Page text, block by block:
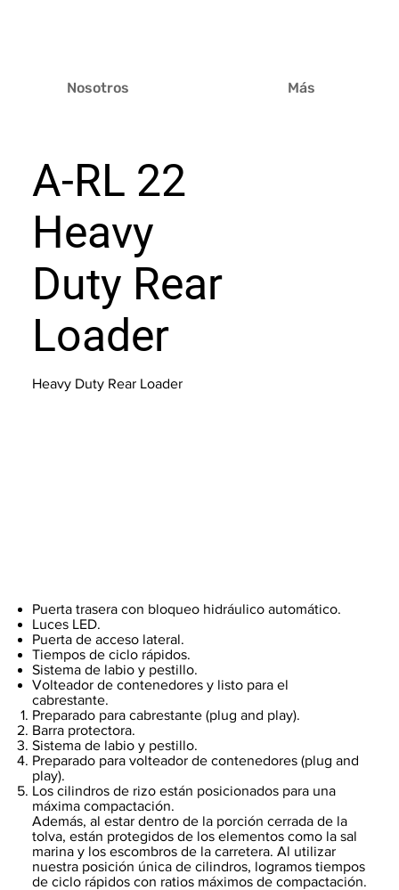
Nosotros Más
A-RL 22
Heavy
Duty Rear
Loader
Heavy Duty Rear Loader
Puerta trasera con bloqueo hidráulico automático.
Luces LED.
Puerta de acceso lateral.
Tiempos de ciclo rápidos.
Sistema de labio y pestillo.
Volteador de contenedores y listo para el
cabrestante.
Preparado para cabrestante (plug and play).
Barra protectora.
Sistema de labio y pestillo.
Preparado para volteador de contenedores (plug and
play).
Los cilindros de rizo están posicionados para una
máxima compactación.
Además, al estar dentro de la porción cerrada de la
tolva, están protegidos de los elementos como la sal
marina y los escombros de la carretera. Al utilizar
nuestra posición única de cilindros, logramos tiempos
de ciclo rápidos con ratios máximos de compactación.